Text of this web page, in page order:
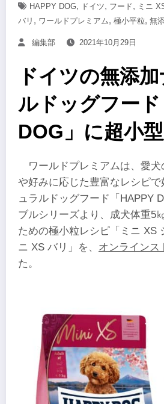
HAPPY DOG, ドイツ, フード, ミニ
バリ , ワールドプレミアム, 極小平粒, 無
編集部 2021年10月29日
ドイツの無添
ルドッグフー
DOG」に超小
ワールドプレミアムは、愛
や好みに応じた豊富なレシピ
ュラルドッグフード「HAPPY
ブルシリーズより、成犬体重5
ための極小粒レシピ「ミニ XS
ニ XS バリ」を、 オンラインス
た。